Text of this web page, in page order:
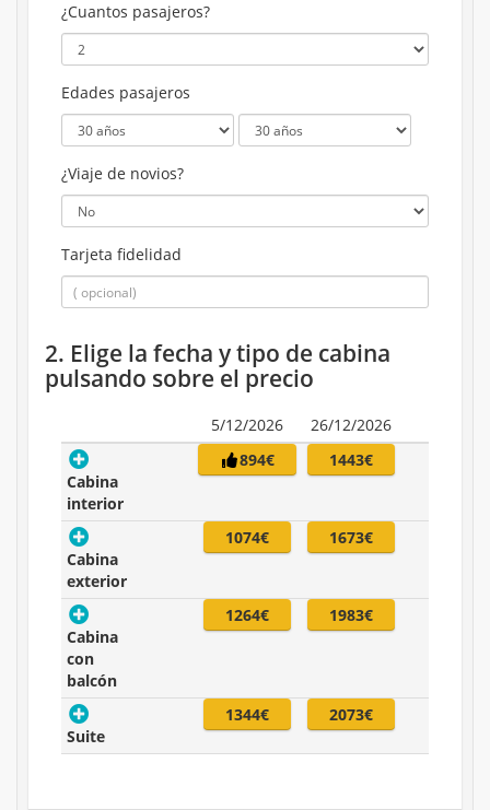
¿Cuantos pasajeros?
Edades pasajeros
¿Viaje de novios?
Tarjeta fidelidad
2. Elige la fecha y tipo de cabina
pulsando sobre el precio
5/12/2026 26/12/2026
Cabina
interior
894€ 1443€
Cabina
exterior
1074€ 1673€
Cabina
con
balcón
1264€ 1983€
Suite
1344€ 2073€